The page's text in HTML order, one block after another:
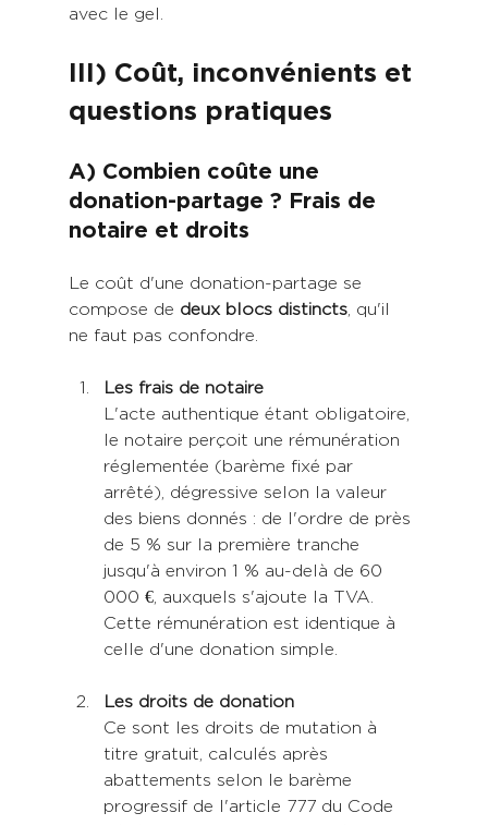
avec le gel.
III) Coût, inconvénients et
questions pratiques
A) Combien coûte une
donation-partage ? Frais de
notaire et droits
Le coût d'une donation-partage se
compose de deux blocs distincts, qu'il
ne faut pas confondre.
Les frais de notaire
L'acte authentique étant obligatoire,
le notaire perçoit une rémunération
réglementée (barème fixé par
arrêté), dégressive selon la valeur
des biens donnés : de l'ordre de près
de 5 % sur la première tranche
jusqu'à environ 1 % au-delà de 60
000 €, auxquels s'ajoute la TVA.
Cette rémunération est identique à
celle d'une donation simple.
Les droits de donation
Ce sont les droits de mutation à
titre gratuit, calculés après
abattements selon le barème
progressif de l'article 777 du Code